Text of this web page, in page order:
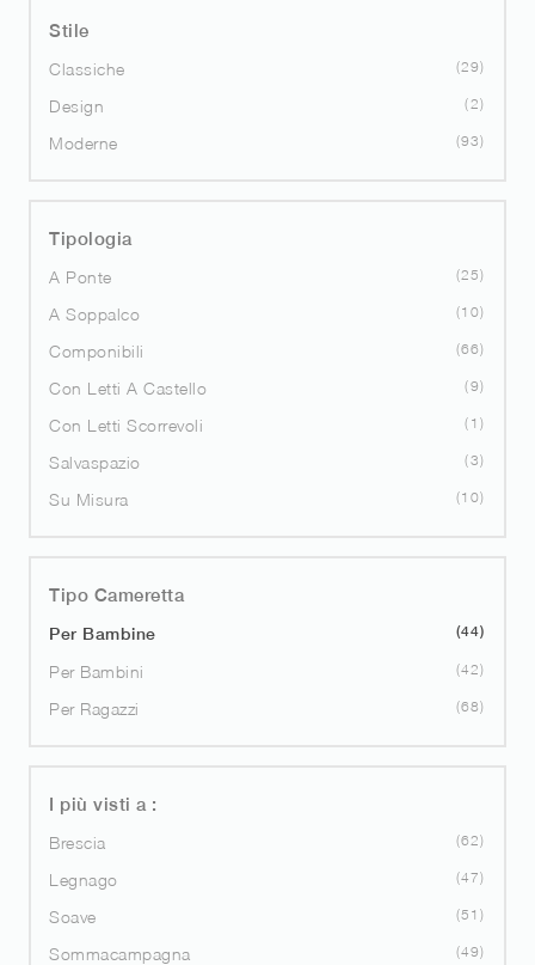
Stile
Classiche
29
Design 2
Moderne 93
Tipologia
A Ponte
25
A Soppalco 10
Componibili 66
Con Letti A Castello 9
Con Letti Scorrevoli 1
Salvaspazio 3
Su Misura 10
Tipo Cameretta
Per Bambine 44
Per Bambini 42
Per Ragazzi 68
I più visti a :
Brescia
62
Legnago 47
Soave 51
Sommacampagna 49